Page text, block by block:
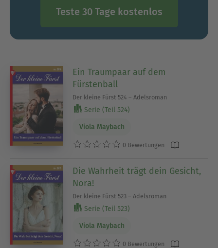
Teste 30 Tage kostenlos
Ein Traumpaar auf dem
Fürstenball
Der kleine Fürst 524 – Adelsroman
Serie (Teil 524)
Viola Maybach
0 Bewertungen
Die Wahrheit trägt dein Gesicht,
Nora!
Der kleine Fürst 523 – Adelsroman
Serie (Teil 523)
Viola Maybach
0 Bewertungen